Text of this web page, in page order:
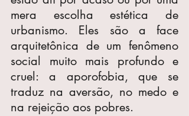
mera escolha estética de
urbanismo. Eles são a face
arquitetônica de um fenômeno
social muito mais profundo e
cruel: a aporofobia, que se
traduz na aversão, no medo e
na rejeição aos pobres.